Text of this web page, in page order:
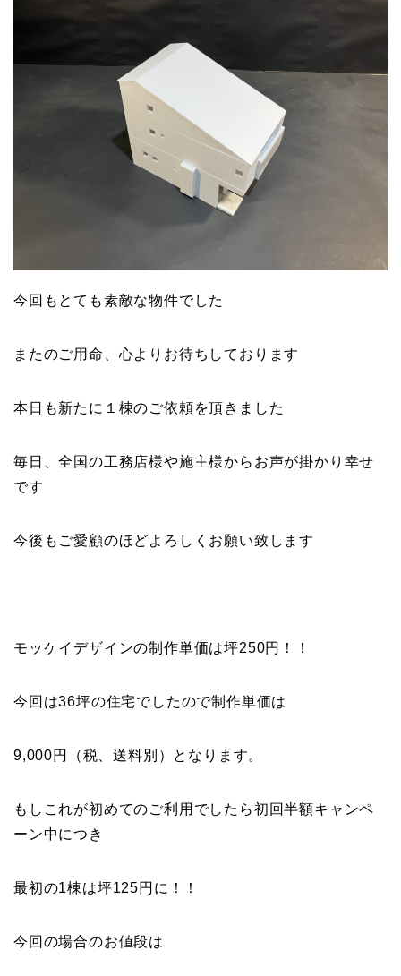
今回もとても素敵な物件でした
またのご用命、心よりお待ちしております
本日も新たに１棟のご依頼を頂きました
毎日、全国の工務店様や施主様からお声が掛かり幸せ
です
今後もご愛顧のほどよろしくお願い致します
モッケイデザインの制作単価は坪250円！！
今回は36坪の住宅でしたので制作単価は
9,000円（税、送料別）となります。
もしこれが初めてのご利用でしたら初回半額キャンペ
ーン中につき
最初の1棟は坪125円に！！
今回の場合のお値段は